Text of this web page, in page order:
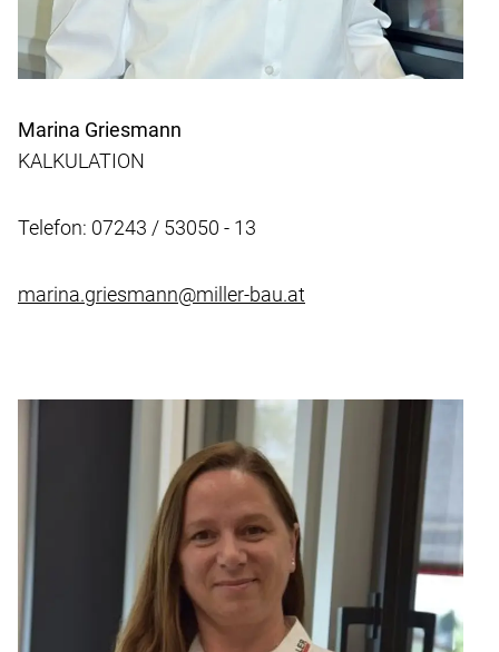
Marina Griesmann
KALKULATION
Telefon: 07243 / 53050 - 13
marina.griesmann@miller-bau.at